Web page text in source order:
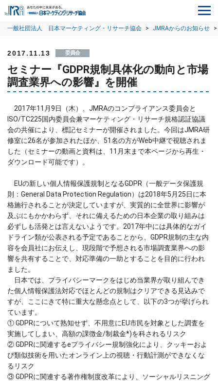
一般社団法人 日本マーケティング・リサーチ協会 > JMRAからのお知らせ >
2017.11.13 委員会
セミナー『GDPR規制具体化の動向と市場
調査業界への影響』を開催
2017年11月9日（木）、JMRAのコンプライアンス委員会と
ISO/TC225国内委員会兼マーケティング・リサーチ規格認証協議
会の共催により、標記セミナーが開催されました。今回はJMRA研
修室に26名が参加されたほか、51名の方がWeb中継で視聴されま
した（セミナーの動画と資料は、11月末まで本ページから再生・
ダウンロード可能です）。
EUの新しい個人情報保護規制となるGDPR（一般データ保護規
則：General Data Protection Regulation）は2018年5月25日に本
格施行されることが決定していますが、実質的に全世界に影響が
及ぶにもかかわらず、それに備えるための日本企業の取り組みは
必ずしも活発とは言えないようです。2017年中には具体的なガイ
ドライン類が公表される予定であることから、GDPR規制の主な内
容を会員社にお伝えし、現段階で予想される市場調査業界への影
響を共有することで、対応準備の一助とすることを目的に行われ
ました。
日本では、プライバシーマークをはじめ当業界が取り組んでき
た個人情報保護法対応でほとんどの規制はクリアできる見込みで
すが、ここにきて特に重大な懸念点として、以下の3つが挙げられ
ています。
① GDPRについて熟知せず、不用意にEU市民を対象とした調査を
実施してしまい、高額の課徴金/制裁金*)を科されるリスク
② GDPRに関連するeプライバシー規制強化により、クッキーおよ
び類似技術を用いたオンライン上の視聴・行動計測ができなくな
るリスク
③ GDPRに関連する著作権制度改革により、ソーシャルリスニング